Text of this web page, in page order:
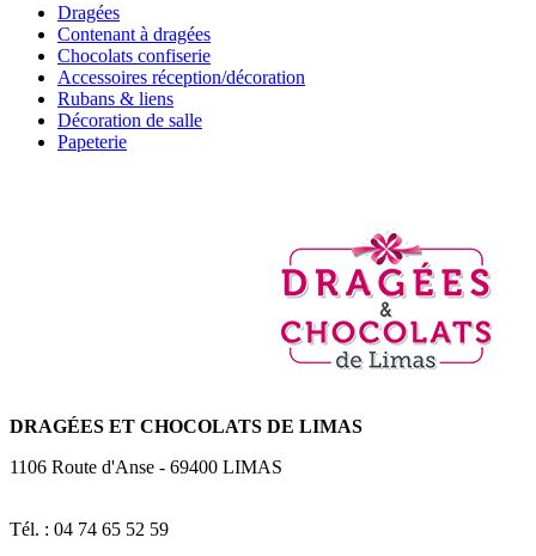
Dragées
Contenant à dragées
Chocolats confiserie
Accessoires réception/décoration
Rubans & liens
Décoration de salle
Papeterie
DRAGÉES ET CHOCOLATS DE LIMAS
1106 Route d'Anse - 69400 LIMAS
Tél. : 04 74 65 52 59